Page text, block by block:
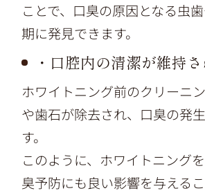
ことで、口臭の原因となる虫
期に発見できます。
・口腔内の清潔が維持さ
ホワイトニング前のクリーニ
や歯石が除去され、口臭の発
す。
このように、ホワイトニング
臭予防にも良い影響を与える